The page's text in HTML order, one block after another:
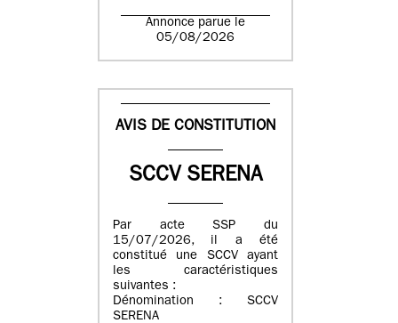
Annonce parue le
05/08/2026
AVIS DE CONSTITUTION
SCCV SERENA
Par acte SSP du
15/07/2026, il a été
constitué une SCCV ayant
les caractéristiques
suivantes :
Dénomination : SCCV
SERENA